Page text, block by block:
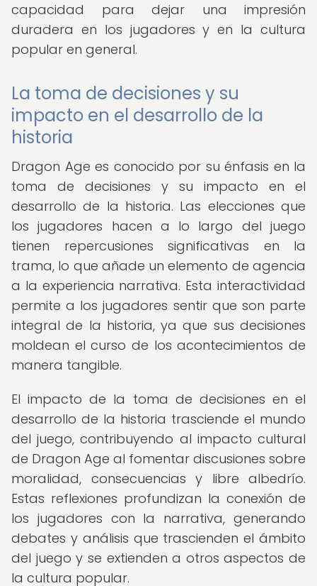
capacidad para dejar una impresión
duradera en los jugadores y en la cultura
popular en general.
La toma de decisiones y su
impacto en el desarrollo de la
historia
Dragon Age es conocido por su énfasis en la
toma de decisiones y su impacto en el
desarrollo de la historia. Las elecciones que
los jugadores hacen a lo largo del juego
tienen repercusiones significativas en la
trama, lo que añade un elemento de agencia
a la experiencia narrativa. Esta interactividad
permite a los jugadores sentir que son parte
integral de la historia, ya que sus decisiones
moldean el curso de los acontecimientos de
manera tangible.
El impacto de la toma de decisiones en el
desarrollo de la historia trasciende el mundo
del juego, contribuyendo al impacto cultural
de Dragon Age al fomentar discusiones sobre
moralidad, consecuencias y libre albedrío.
Estas reflexiones profundizan la conexión de
los jugadores con la narrativa, generando
debates y análisis que trascienden el ámbito
del juego y se extienden a otros aspectos de
la cultura popular.